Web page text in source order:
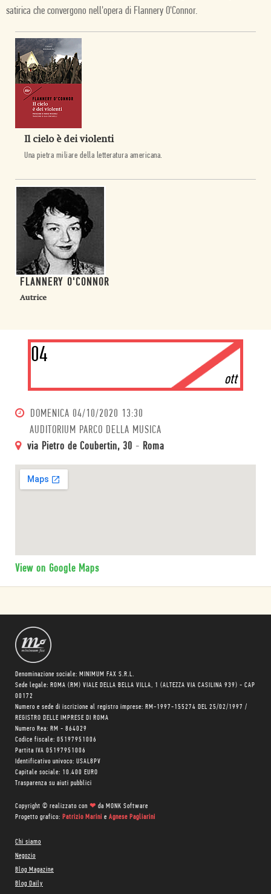
satirica che convergono nell'opera di Flannery O'Connor.
Il cielo è dei violenti
Una pietra miliare della letteratura americana.
FLANNERY O'CONNOR
Autrice
04
ott
DOMENICA 04/10/2020 13:30
AUDITORIUM PARCO DELLA MUSICA
via Pietro de Coubertin, 30 - Roma
View on Google Maps
Denominazione sociale: MINIMUM FAX S.R.L.
Sede legale: ROMA (RM) VIALE DELLA BELLA VILLA, 1 (ALTEZZA VIA CASILINA 939) - CAP
00172
Numero e sede di iscrizione al registro imprese: RM-1997-155274 DEL 25/02/1997 /
REGISTRO DELLE IMPRESE DI ROMA
Numero Rea: RM - 864029
Codice fiscale: 05197951006
Partita IVA 05197951006
Identificativo univoco: USAL8PV
Capitale sociale: 10.400 EURO
Trasparenza su aiuti pubblici
Copyright © realizzato con ❤ da MONK Software
Progetto grafico: Patrizio Marini e Agnese Pagliarini
Chi siamo
Negozio
Blog Magazine
Blog Daily